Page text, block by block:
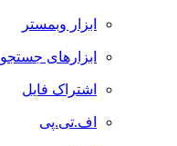
ابزار وبمستر
ابزارهای جستجو
اشتراک فایل
اف.تی.پی